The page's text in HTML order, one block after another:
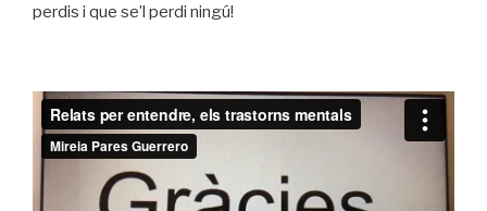
perdis i que se’l perdi ningú!